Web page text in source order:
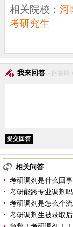
相关院校： 河
考研究生
我来回答 - 回答即
相关问答
考研调剂是什么回事
考研能跨专业调剂吗
考研调剂是怎么个流
考研调剂生被录取